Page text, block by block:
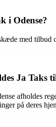
i Odense?
med tilbud
Ja Taks
afholdes
på deres